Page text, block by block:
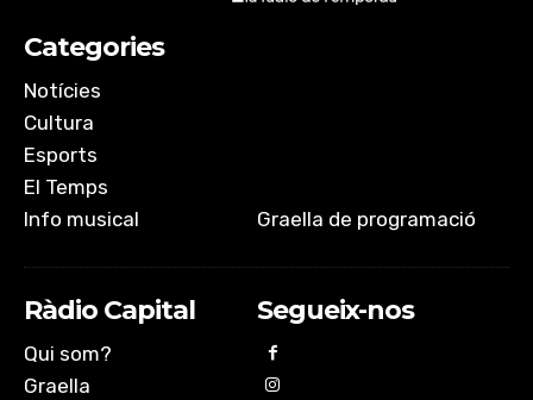
Categories
Notícies
Cultura
Esports
El Temps
Info musical
Graella de programació
Ràdio Capital
Qui som?
Graella
Segueix-nos